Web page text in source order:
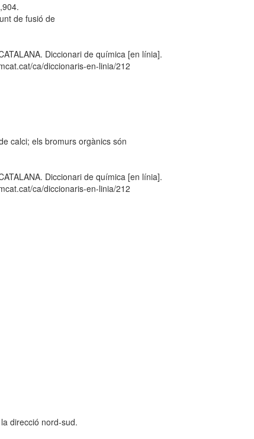
de fusió de
Diccionari de química [en línia].
ca/diccionaris-en-linia/212
calci; els bromurs orgànics són
Diccionari de química [en línia].
ca/diccionaris-en-linia/212
direcció nord-sud.